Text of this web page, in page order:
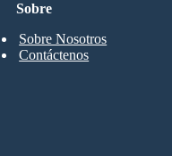
Sobre
Sobre Nosotros
Contáctenos